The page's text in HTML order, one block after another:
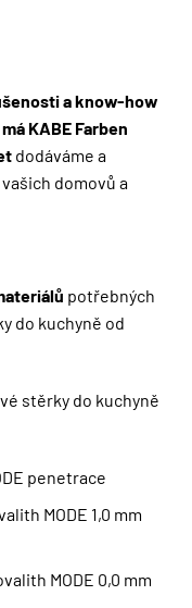
a know-how
KABE Farben
dodáváme a
domovů a
potřebných
do kuchyně od
stěrky do kuchyně
penetrace
MODE 1,0 mm
MODE 0,0 mm